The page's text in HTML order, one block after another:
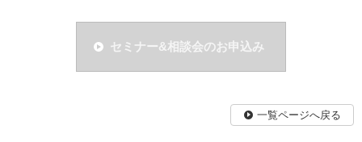
セミナー&相談会のお申込み
一覧ページへ戻る